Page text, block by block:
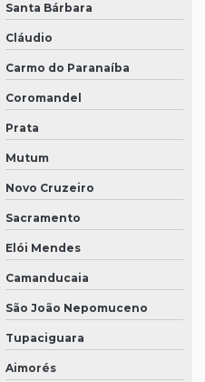
Santa Bárbara
Cláudio
Carmo do Paranaíba
Coromandel
Prata
Mutum
Novo Cruzeiro
Sacramento
Elói Mendes
Camanducaia
São João Nepomuceno
Tupaciguara
Aimorés